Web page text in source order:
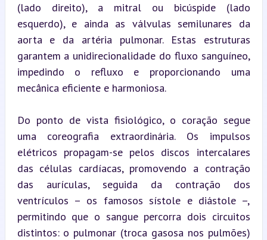
(lado direito), a mitral ou bicúspide (lado
esquerdo), e ainda as válvulas semilunares da
aorta e da artéria pulmonar. Estas estruturas
garantem a unidirecionalidade do fluxo sanguíneo,
impedindo o refluxo e proporcionando uma
mecânica eficiente e harmoniosa.
Do ponto de vista fisiológico, o coração segue
uma coreografia extraordinária. Os impulsos
elétricos propagam-se pelos discos intercalares
das células cardíacas, promovendo a contração
das aurículas, seguida da contração dos
ventrículos – os famosos sístole e diástole –,
permitindo que o sangue percorra dois circuitos
distintos: o pulmonar (troca gasosa nos pulmões)